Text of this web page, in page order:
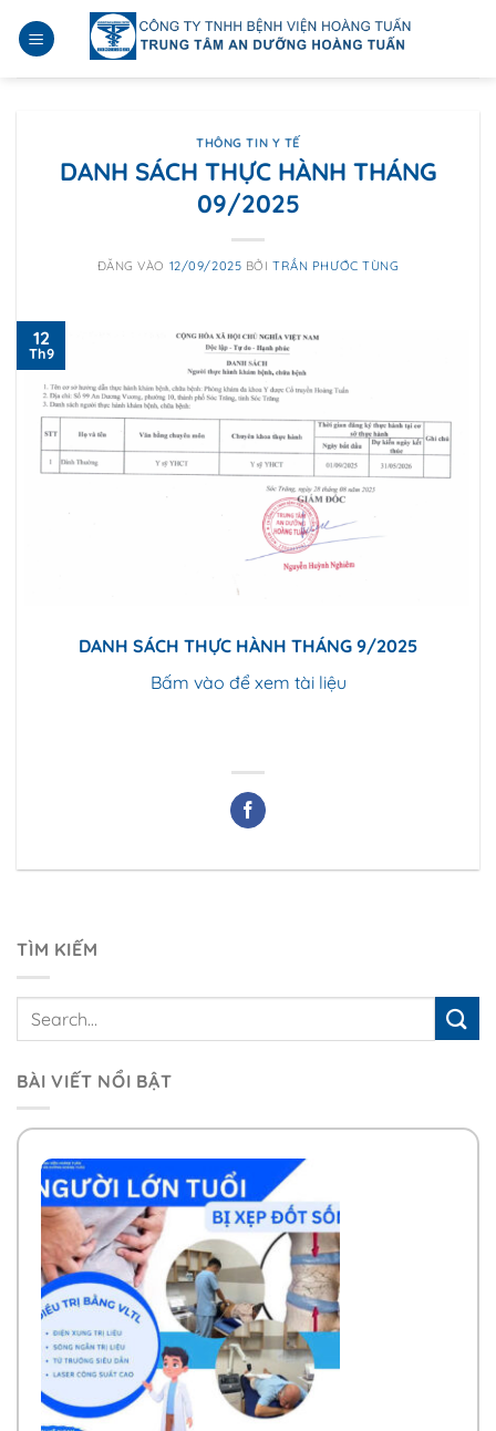
qua
THÔNG TIN Y TẾ
DANH SÁCH THỰC HÀNH THÁNG
09/2025
ĐĂNG VÀO 12/09/2025 BỞITRẦN PHƯỚC TÙNG
12
Th9
DANH SÁCH THỰC HÀNH THÁNG 9/2025
Bấm vào để xem tài liệu
TÌM KIẾM
BÀI VIẾT NỔI BẬT